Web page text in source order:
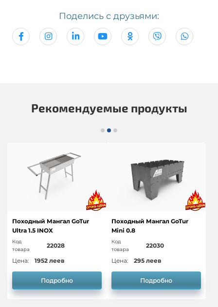
Поделись с друзьями:
Рекомендуемые продукты
Походный Мангал GoTur
Ultra 1.5 INOX
Код
товара
22028
Цена: 1952 леев
Подробно
Походный Мангал GoTur
Mini 0.8
Код
товара
22030
Цена: 295 леев
Подробно